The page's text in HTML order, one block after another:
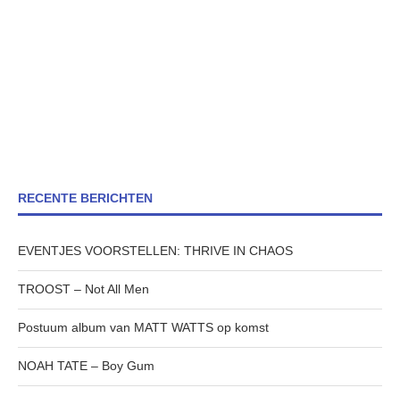
RECENTE BERICHTEN
EVENTJES VOORSTELLEN: THRIVE IN CHAOS
TROOST – Not All Men
Postuum album van MATT WATTS op komst
NOAH TATE – Boy Gum